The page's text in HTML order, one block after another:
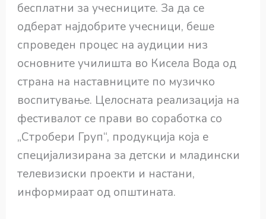
бесплатни за учесниците. За да се
одберат најдобрите учесници, беше
спроведен процес на аудиции низ
основните училишта во Кисела Вода од
страна на наставниците по музичко
воспитување. Целосната реализација на
фестивалот се прави во соработка со
„Стробери Груп“, продукција која е
специјализирана за детски и младински
телевизиски проекти и настани,
информираат од општината.